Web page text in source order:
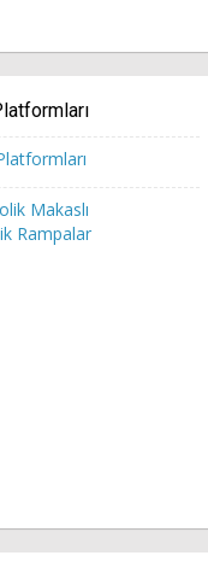
Makaslı
Rampalar